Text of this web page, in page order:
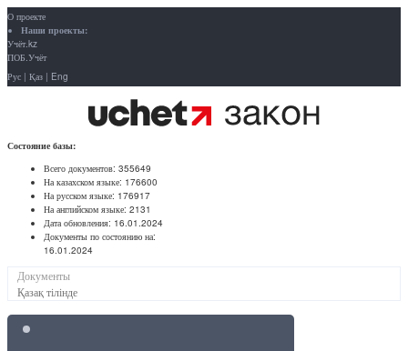
О проекте
Наши проекты:
Учёт.kz
ПОБ.Учёт
Рус | Қаз | Eng
Состояние базы:
Всего документов: 355649
На казахском языке: 176600
На русском языке: 176917
На английском языке: 2131
Дата обновления: 16.01.2024
Документы по состоянию на:
16.01.2024
Документы
Қазақ тілінде